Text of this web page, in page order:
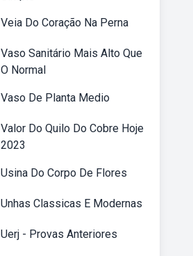
Veia Do Coração Na Perna
Vaso Sanitário Mais Alto Que
O Normal
Vaso De Planta Medio
Valor Do Quilo Do Cobre Hoje
2023
Usina Do Corpo De Flores
Unhas Classicas E Modernas
Uerj - Provas Anteriores